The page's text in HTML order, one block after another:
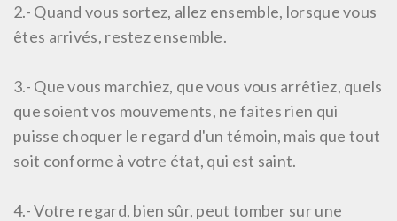
2.- Quand vous sortez, allez ensemble, lorsque vous
êtes arrivés, restez ensemble.
3.- Que vous marchiez, que vous vous arrêtiez, quels
que soient vos mouvements, ne faites rien qui
puisse choquer le regard d'un témoin, mais que tout
soit conforme à votre état, qui est saint.
4.-Votre regard, bien sûr, peut tomber sur une